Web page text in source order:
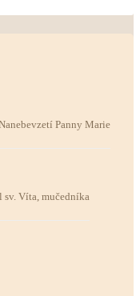
Panny Marie
sv. Víta, mučedníka